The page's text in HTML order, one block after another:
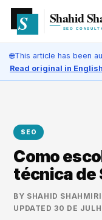
🌐This article has been
Read original in English
SEO
Como
técnica de
BY SHAHID SHAHMIRI
UPDATED30 DE